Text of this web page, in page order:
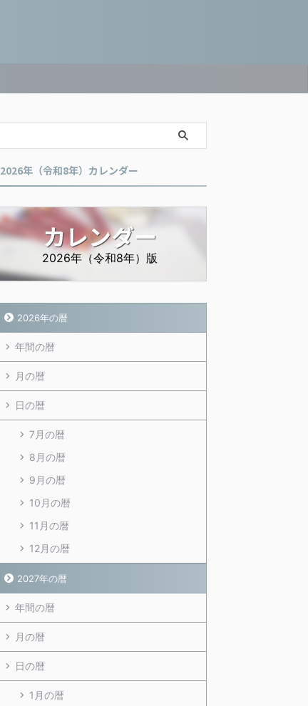
2026年（令和8年）カレンダー
カレンダー
2026年（令和8年）版
2026年の暦
年間の暦
月の暦
日の暦
7月の暦
8月の暦
9月の暦
10月の暦
11月の暦
12月の暦
2027年の暦
年間の暦
月の暦
日の暦
1月の暦